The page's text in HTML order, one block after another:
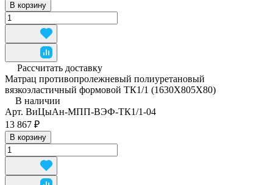
В корзину
Рассчитать доставку
Матрац противопролежневый полиуретановый
вязкоэластичный формовой ТК1/1 (1630Х805Х80)
В наличии
Арт. ВиЦыАн-МПП-ВЭФ-ТК1/1-04
13 867 ₽
В корзину